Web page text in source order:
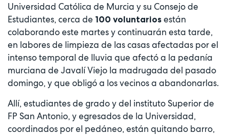
Universidad Católica de Murcia y su Consejo de
Estudiantes, cerca de 100 voluntarios están
colaborando este martes y continuarán esta tarde,
en labores de limpieza de las casas afectadas por el
intenso temporal de lluvia que afectó a la pedanía
murciana de Javalí Viejo la madrugada del pasado
domingo, y que obligó a los vecinos a abandonarlas.
Allí, estudiantes de grado y del instituto Superior de
FP San Antonio, y egresados de la Universidad,
coordinados por el pedáneo, están quitando barro,